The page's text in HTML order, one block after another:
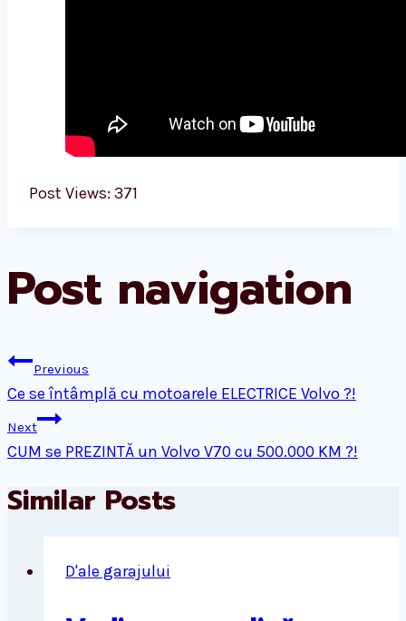
Post Views: 371
Post navigation
Previous
Ce se întâmplă cu motoarele ELECTRICE Volvo ?!
Next
CUM se PREZINTĂ un Volvo V70 cu 500.000 KM ?!
Similar Posts
D'ale garajului